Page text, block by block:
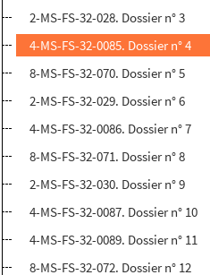
2-MS-FS-32-028. Dossier n° 3
4-MS-FS-32-0085. Dossier n° 4
8-MS-FS-32-070. Dossier n° 5
2-MS-FS-32-029. Dossier n° 6
4-MS-FS-32-0086. Dossier n° 7
8-MS-FS-32-071. Dossier n° 8
2-MS-FS-32-030. Dossier n° 9
4-MS-FS-32-0087. Dossier n° 10
4-MS-FS-32-0089. Dossier n° 11
8-MS-FS-32-072. Dossier n° 12